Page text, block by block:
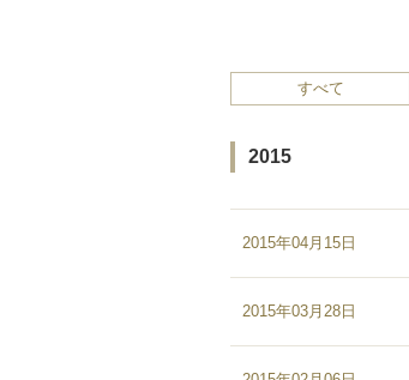
すべて
2015
2015年04月15日
2015年03月28日